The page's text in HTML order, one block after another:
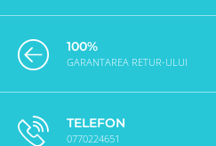
100%
GARANTAREA RETUR-ULUI
TELEFON
0770224651